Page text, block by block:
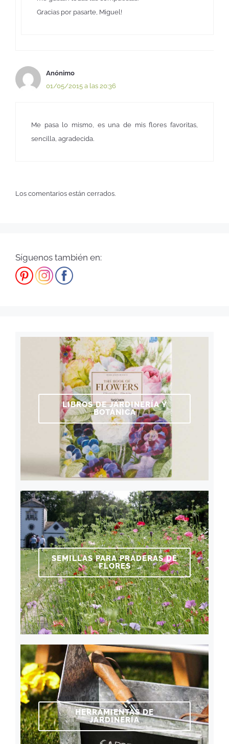
Gracias por pasarte, Miguel!
Anónimo
01/05/2015 a las 20:36
Me pasa lo mismo, es una de mis flores favoritas,
sencilla, agradecida.
Los comentarios están cerrados.
Síguenos también en:
LIBROS DE JARDINERÍA Y
BOTÁNICA
SEMILLAS PARA PRADERAS DE
FLORES
HERRAMIENTAS DE
JARDINERÍA